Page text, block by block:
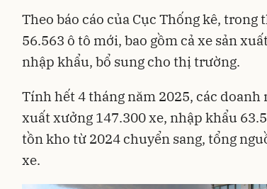
Theo báo cáo của Cục Thống kê, trong
56.563 ô tô mới, bao gồm cả xe sản
nhập khẩu, bổ sung cho thị trường.
Tính hết 4 tháng năm 2025, các
xuất xưởng 147.300 xe, nhập khẩu
tồn kho từ 2024 chuyển sang, tổng
xe.